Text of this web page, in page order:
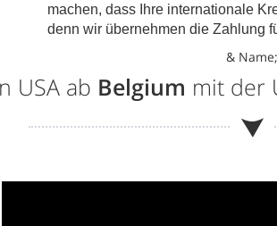
machen, dass Ihre internationale
denn wir übernehmen die Zahlung
& Name;
USA ab Belgium mit der